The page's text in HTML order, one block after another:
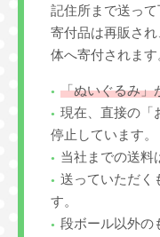
記住所まで送って
寄付品は再販さ
体へ寄付されます
「ぬいぐるみ」
現在、直接の「
停止しています。
当社までの送料
送っていただく
す。
段ボール以外の